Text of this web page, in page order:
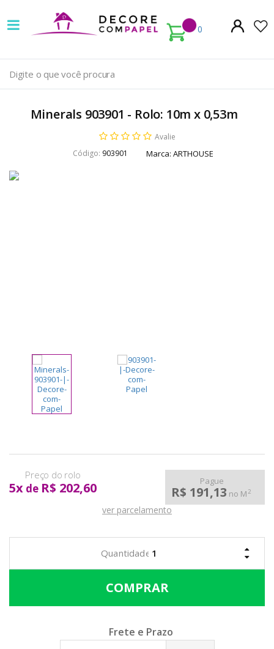
0
Decore
com
papel
é
pioneira
venda
Minerals 903901 - Rolo: 10m x 0,53m
Avalie
Código: 903901 Marca: ARTHOUSE
5x de R$ 202,60 Pague
R$ 191,13 no M2
ver parcelamento
Calcular o Frete